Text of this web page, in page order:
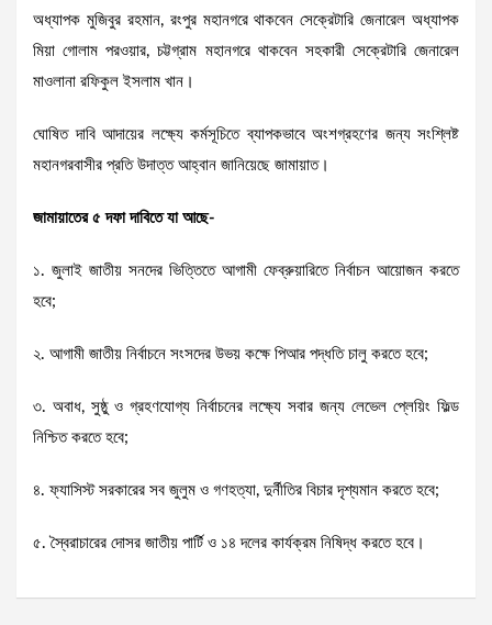
অধ্যাপক মুজিবুর রহমান, রংপুর মহানগরে থাকবেন সেক্রেটারি জেনারেল অধ্যাপক
মিয়া গোলাম পরওয়ার, চট্টগ্রাম মহানগরে থাকবেন সহকারী সেক্রেটারি জেনারেল
মাওলানা রফিকুল ইসলাম খান।
ঘোষিত দাবি আদায়ের লক্ষ্যে কর্মসূচিতে ব্যাপকভাবে অংশগ্রহণের জন্য সংশ্লিষ্ট
মহানগরবাসীর প্রতি উদাত্ত আহ্বান জানিয়েছে জামায়াত।
জামায়াতের ৫ দফা দাবিতে যা আছে-
১. জুলাই জাতীয় সনদের ভিত্তিতে আগামী ফেব্রুয়ারিতে নির্বাচন আয়োজন করতে
হবে;
২. আগামী জাতীয় নির্বাচনে সংসদের উভয় কক্ষে পিআর পদ্ধতি চালু করতে হবে;
৩. অবাধ, সুষ্ঠু ও গ্রহণযোগ্য নির্বাচনের লক্ষ্যে সবার জন্য লেভেল প্লেয়িং ফিল্ড
নিশ্চিত করতে হবে;
৪. ফ্যাসিস্ট সরকারের সব জুলুম ও গণহত্যা, দুর্নীতির বিচার দৃশ্যমান করতে হবে;
৫. স্বৈরাচারের দোসর জাতীয় পার্টি ও ১৪ দলের কার্যক্রম নিষিদ্ধ করতে হবে।